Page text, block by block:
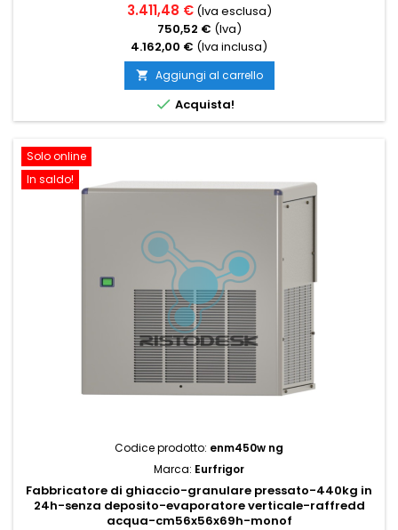
3.411,48 € (Iva esclusa)
750,52 € (Iva)
4.162,00 € (Iva inclusa)
 Aggiungi al carrello
 Acquista!
Solo online
In saldo!
Codice prodotto: enm450w ng
Marca: Eurfrigor
Fabbricatore di ghiaccio-granulare pressato-440kg in
24h-senza deposito-evaporatore verticale-raffredd
acqua-cm56x56x69h-monof